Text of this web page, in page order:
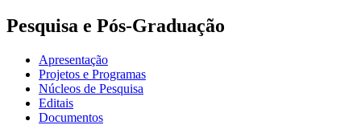
Pesquisa e Pós-Graduação
Apresentação
Projetos e Programas
Núcleos de Pesquisa
Editais
Documentos